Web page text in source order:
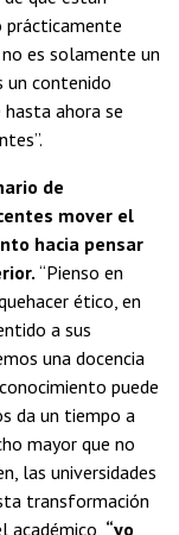
prácticamente
es solamente un
un contenido
hasta ahora se
de
mover el
hacia pensar
“Pienso en
ético, en
a sus
una docencia
puede
da un tiempo a
mayor que no
las universidades
transformación
académico, “yo